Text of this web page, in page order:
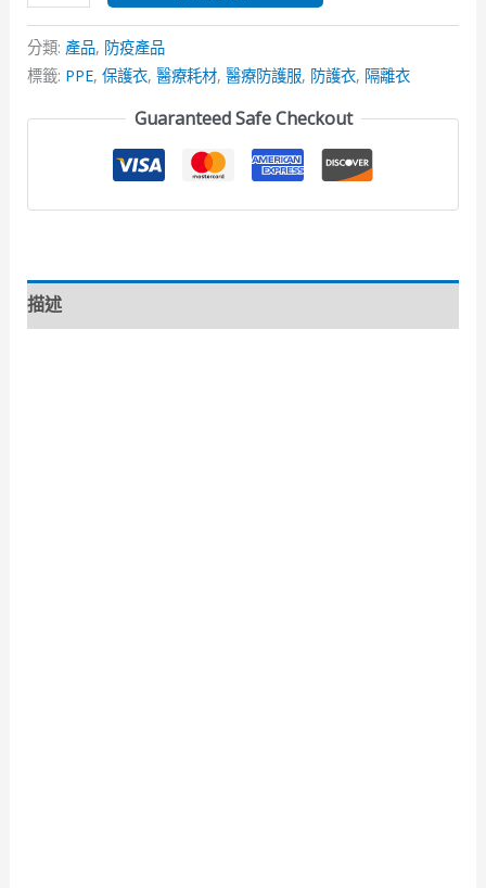
分類: 產品, 防疫產品
標籤: PPE, 保護衣, 醫療耗材, 醫療防護服, 防護衣, 隔離衣
Guaranteed Safe Checkout
描述